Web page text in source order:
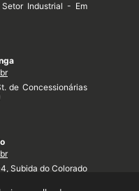
Industrial - Em
de Concessionárias
Subida do Colorado